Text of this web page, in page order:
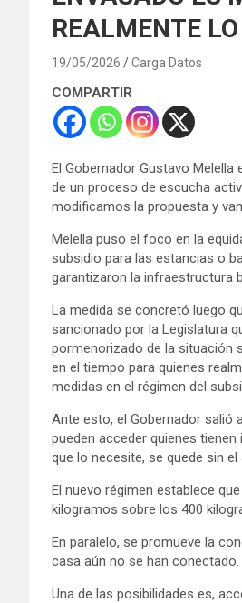
REALMENTE
19/05/2026 Carga Datos
COMPARTIR
El Gobernador Gustavo
de un proceso de escucha
modificamos la propuesta y
Melella puso el foco en la
subsidio para las estancias o
garantizaron la infraestructura
La medida se concretó luego
sancionado por la Legislatura
pormenorizado de la situación
en el tiempo para quienes
medidas en el régimen del
Ante esto, el Gobernador salió
pueden acceder quienes
que lo necesite, se quede sin el
El nuevo régimen establece
kilogramos sobre los 400
En paralelo, se promueve la
casa aún no se han conectado.
Una de las posibilidades es,